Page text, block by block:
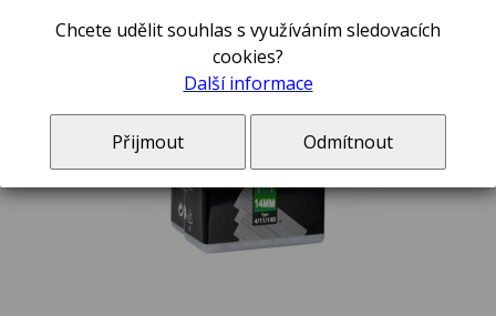
Chcete udělit souhlas s využíváním sledovacích
cookies?
Další informace
Přijmout Odmítnout